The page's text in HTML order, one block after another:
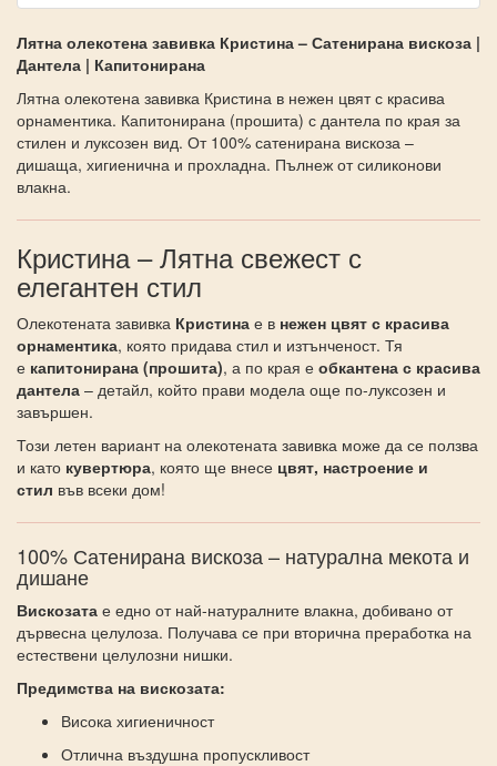
Лятна олекотена завивка Кристина – Сатенирана вискоза |
Дантела | Капитонирана
Лятна олекотена завивка Кристина в нежен цвят с красива
орнаментика. Капитонирана (прошита) с дантела по края за
стилен и луксозен вид. От 100% сатенирана вискоза –
дишаща, хигиенична и прохладна. Пълнеж от силиконови
влакна.
Кристина – Лятна свежест с
елегантен стил
Олекотената завивка Кристина е в нежен цвят с красива
орнаментика, която придава стил и изтънченост. Тя
е капитонирана (прошита), а по края е обкантена с красива
дантела – детайл, който прави модела още по-луксозен и
завършен.
Този летен вариант на олекотената завивка може да се ползва
и като кувертюра, която ще внесе цвят, настроение и
стил във всеки дом!
100% Сатенирана вискоза – натурална мекота и
дишане
Вискозата е едно от най-натуралните влакна, добивано от
дървесна целулоза. Получава се при вторична преработка на
естествени целулозни нишки.
Предимства на вискозата:
Висока хигиеничност
Отлична въздушна пропускливост